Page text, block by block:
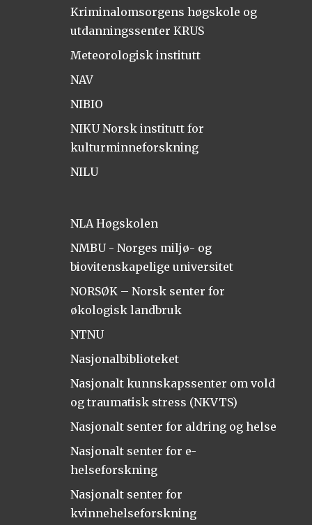
Kriminalomsorgens høgskole og
utdanningssenter KRUS
Meteorologisk institutt
NAV
NIBIO
NIKU Norsk institutt for
kulturminneforskning
NILU
NLA Høgskolen
NMBU - Norges miljø- og
biovitenskapelige universitet
NORSØK – Norsk senter for
økologisk landbruk
NTNU
Nasjonalbiblioteket
Nasjonalt kunnskapssenter om vold
og traumatisk stress (NKVTS)
Nasjonalt senter for aldring og helse
Nasjonalt senter for e-
helseforskning
Nasjonalt senter for
kvinnehelseforskning